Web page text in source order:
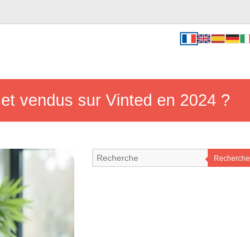
vendus sur Vinted en 2024 ?
Recherche